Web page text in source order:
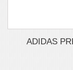
ADIDAS